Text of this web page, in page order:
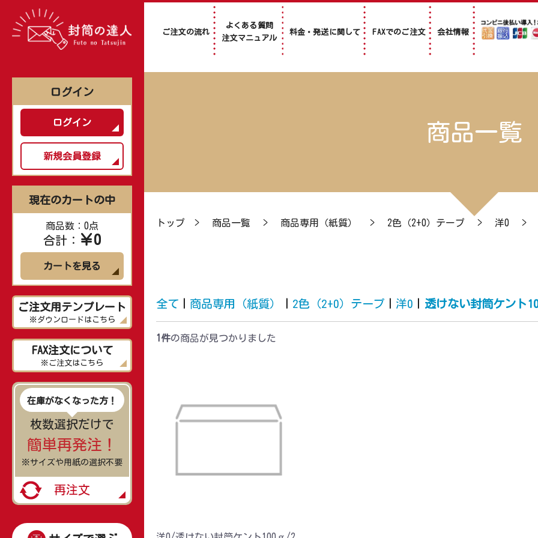
ご注文の流れ
よくある質問
注文マニュアル
料金・発送に関して FAXでのご注文 会社情報
ログイン
ログイン
新規会員登録
現在のカートの中
商品数：0点
合計： ￥0
カートを見る
ご注文用テンプレート
※ダウンロードはこちら
FAX注文について
※ご注文はこちら
在庫がなくなった方！
枚数選択だけで
簡単再発注！
※サイズや用紙の選択不要
再注文
商品一覧
トップ > 商品一覧 > 商品専用（紙質） > 2色（2+0）テープ > 洋0 >
全て 商品専用（紙質） 2色（2+0）テープ 洋0 透けない封筒ケント
1件の商品が見つかりました